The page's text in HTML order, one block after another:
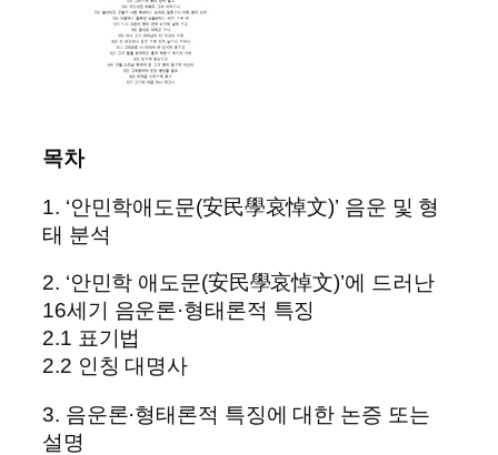
목차
1. ‘안민학애도문(安民學哀悼文)’ 음운 및 형
태 분석
2. ‘안민학 애도문(安民學哀悼文)’에 드러난
16세기 음운론·형태론적 특징
2.1 표기법
2.2 인칭 대명사
3. 음운론·형태론적 특징에 대한 논증 또는
설명